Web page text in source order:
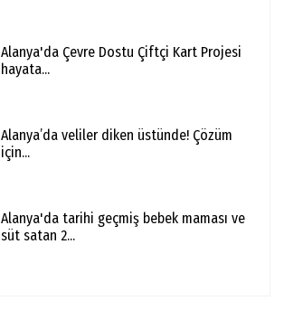
Alanya'da Çevre Dostu Çiftçi Kart Projesi
hayata...
Alanya’da veliler diken üstünde! Çözüm
için...
Alanya'da tarihi geçmiş bebek maması ve
süt satan 2...